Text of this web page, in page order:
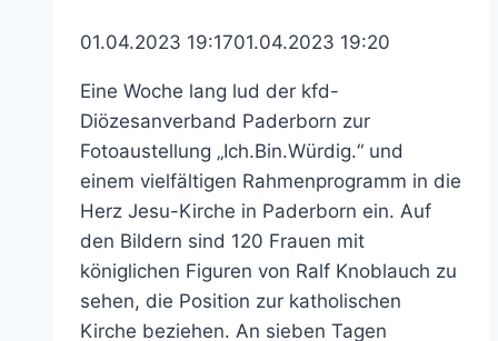
01.04.2023 19:1701.04.2023 19:20
Eine Woche lang lud der kfd-
Diözesanverband Paderborn zur
Fotoaustellung „Ich.Bin.Würdig.“ und
einem vielfältigen Rahmenprogramm in die
Herz Jesu-Kirche in Paderborn ein. Auf
den Bildern sind 120 Frauen mit
königlichen Figuren von Ralf Knoblauch zu
sehen, die Position zur katholischen
Kirche beziehen. An sieben Tagen